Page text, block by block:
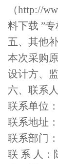
（http://
料下载 ”专
五、其他
本次采购
设计方、
六、联系
联系单位
联系地址
联系部门
联 系 人：